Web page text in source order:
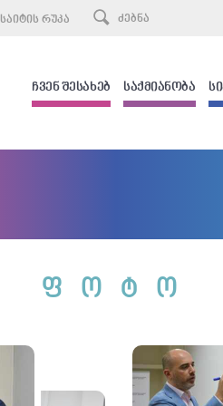
ᲡᲐᲘᲢᲘᲡ ᲠᲣᲙᲐ
ᲩᲕᲔᲜ ᲨᲔᲡᲐᲮᲔᲑ ᲡᲐᲥᲛᲘᲐᲜᲝᲑᲐ
ფოტო